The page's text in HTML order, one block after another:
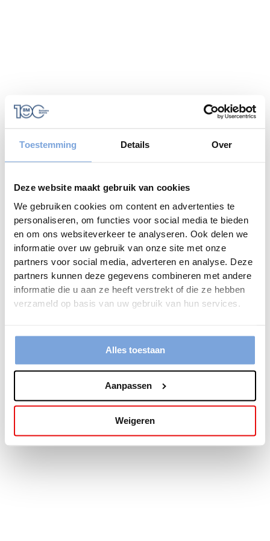
Toestemming Details Over
Deze website maakt gebruik van cookies
We gebruiken cookies om content en advertenties te
personaliseren, om functies voor social media te bieden
en om ons websiteverkeer te analyseren. Ook delen we
informatie over uw gebruik van onze site met onze
partners voor social media, adverteren en analyse. Deze
partners kunnen deze gegevens combineren met andere
informatie die u aan ze heeft verstrekt of die ze hebben
verzameld op basis van uw gebruik van hun services.
Alles toestaan
Aanpassen
Weigeren
Application error: a client-side exception has occurred while
loading
www.caramelcampers.be (see the browser console
more information).